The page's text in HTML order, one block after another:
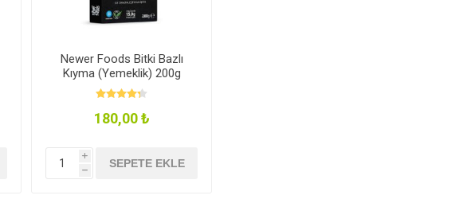
Newer Foods Bitki Bazlı
Kıyma (Yemeklik) 200g
180,00 ₺
i
h
SEPETE EKLE